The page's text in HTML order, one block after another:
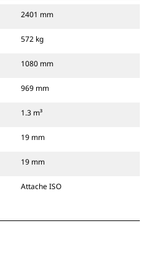
2401 mm
572 kg
1080 mm
969 mm
1.3 m³
19 mm
19 mm
Attache ISO